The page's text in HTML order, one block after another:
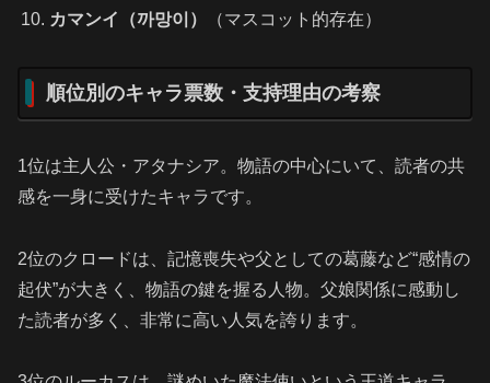
カマンイ（까망이）
（マスコット的存在）
順位別のキャラ票数・支持理由の考察
1位は主人公・アタナシア。物語の中心にいて、読者の共
感を一身に受けたキャラです。
2位のクロードは、記憶喪失や父としての葛藤など“感情の
起伏”が大きく、物語の鍵を握る人物。父娘関係に感動し
た読者が多く、非常に高い人気を誇ります。